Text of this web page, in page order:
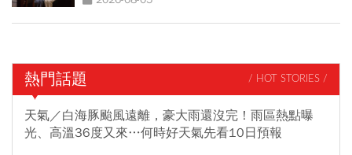
熱門話題 / HOT STORIES /
天氣／白海豚颱風遠離，豪大雨還沒完！雨區熱點曝
光、高溫36度又來…何時好天氣先看10日預報